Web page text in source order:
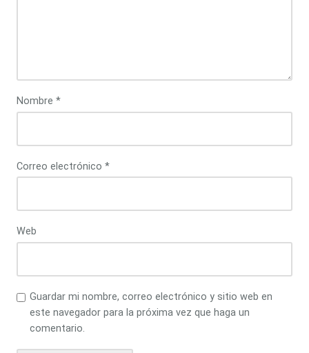
Nombre *
Correo electrónico *
Web
Guardar mi nombre, correo electrónico y sitio web en
este navegador para la próxima vez que haga un
comentario.